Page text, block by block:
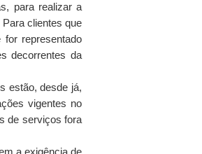
para realizar a
clientes que
representado
decorrentes da
estão, desde já,
vigentes no
de serviços fora
a exigência de